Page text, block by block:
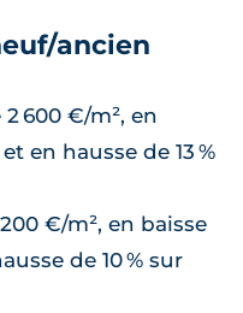
ancien
600 €/m², en
en hausse de 13 %
€/m², en baisse
de 10 % sur